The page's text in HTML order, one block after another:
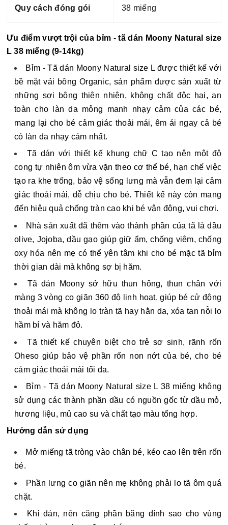
Quy cách đóng gói 38 miếng
Ưu điểm vượt trội của bỉm - tã dán Moony Natural size
L 38 miếng (9-14kg)
Bỉm - Tã dán Moony Natural size L được thiết kế với
bề mặt vải bông Organic, sản phẩm được sản xuất từ
những sợi bông thiên nhiên, không chất độc hại, an
toàn cho làn da mỏng manh nhạy cảm của các bé,
mang lại cho bé cảm giác thoải mái, êm ái ngay cả bé
có làn da nhạy cảm nhất.
Tã dán với thiết kế khung chữ C tạo nên một độ
cong tự nhiên ôm vừa vặn theo cơ thể bé, hạn chế việc
tạo ra khe trống, bảo vệ sống lưng mà vẫn đem lại cảm
giác thoải mái, dễ chịu cho bé. Thiết kế này còn mang
đến hiệu quả chống tràn cao khi bé vận động, vui chơi.
Nhà sản xuất đã thêm vào thành phần của tã là dầu
olive, Jojoba, dầu gạo giúp giữ ẩm, chống viêm, chống
oxy hóa nên mẹ có thể yên tâm khi cho bé mặc tã bỉm
thời gian dài mà không sợ bị hăm.
Tã dán Moony sở hữu thun hông, thun chân với
màng 3 vòng co giãn 360 độ linh hoạt, giúp bé cử động
thoải mái mà không lo tràn tã hay hằn da, xóa tan nỗi lo
hầm bí và hăm đỏ.
Tã thiết kế chuyên biệt cho trẻ sơ sinh, rãnh rốn
Oheso giúp bảo vệ phần rốn non nớt của bé, cho bé
cảm giác thoải mái tối đa.
Bỉm - Tã dán Moony Natural size L 38 miếng không
sử dụng các thành phần dầu có nguồn gốc từ dầu mỏ,
hương liệu, mủ cao su và chất tạo màu tổng hợp.
Hướng dẫn sử dụng
Mở miếng tã tròng vào chân bé, kéo cao lên trên rốn
bé.
Phần lưng co giãn nên mẹ không phải lo tã ôm quá
chặt.
Khi dán, nên căng phần băng dính sao cho vùng